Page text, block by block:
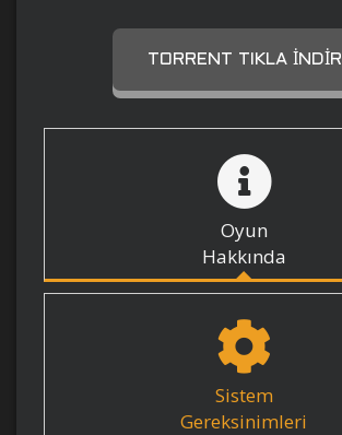
TORRENT TIKLA İNDIR
Oyun
Hakkında
Sistem
Gereksinimleri